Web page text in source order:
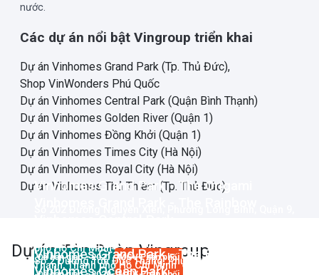
nước.
Các dự án nổi bật Vingroup triển khai
Dự án Vinhomes Grand Park (Tp. Thủ Đức),
Shop VinWonders Phú Quốc
Dự án Vinhomes Central Park (Quận Bình Thạnh)
Dự án Vinhomes Golden River (Quận 1)
Dự án Vinhomes Đồng Khởi (Quận 1)
Dự án Vinhomes Times City (Hà Nội)
Dự án Vinhomes Royal City (Hà Nội)
Dự án Vinhomes Thủ Thiêm (Tp. Thủ Đức)
Dự ánTập Đoàn Vingroup
Vinhomes Grand Park - The Origami
Đã bàn giao• 2021 MGV Phân phối
phố Hồ Chí Minh
Số 208 Đường Nguyễn Hữu Cảnh, Phường 22, Quận Bình
Thạnh, Thành phố Hồ Chí Minh
Số 2 Đường Tôn Đức Thắng, Phường Bến Nghé, Quận 1,
Vinhomes Grand Park - The Beverly
Vinhomes Ocean Park